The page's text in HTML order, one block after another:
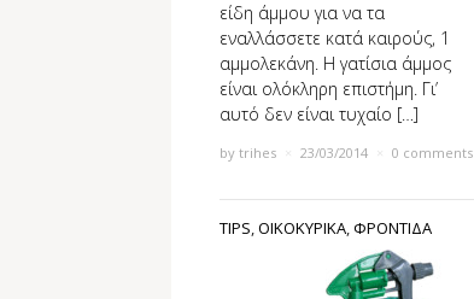
είδη άμμου για να τα
εναλλάσσετε κατά καιρούς, 1
αμμολεκάνη. Η γατίσια άμμος
είναι ολόκληρη επιστήμη. Γι’
αυτό δεν είναι τυχαίο […]
by trihes 23/03/2014 0 comments
TIPS,ΟΙΚΟΚΥΡΙΚΑ,ΦΡΟΝΤΙΔΑ